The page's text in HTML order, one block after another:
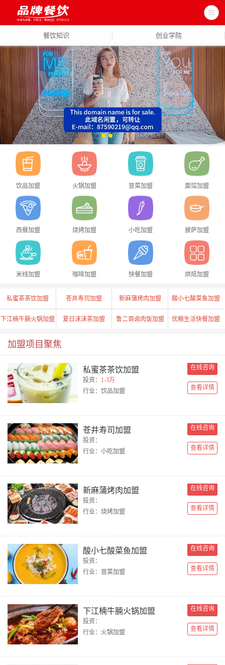
餐饮知识 创业学院
饮品加盟 火锅加盟 冒菜加盟 面馆加盟
西餐加盟 烧烤加盟 小吃加盟 披萨加盟
米线加盟 咖啡加盟 快餐加盟 烘焙加盟
私蜜茶茶饮加盟 苍井寿司加盟 新麻蒲烤肉加盟 酸小七酸菜鱼加盟
下江楠牛腩火锅加盟 夏日沫沫茶加盟 鲁二哥卤肉饭加盟 优粮生活快餐加盟
优蒂咖啡加盟
加盟项目聚焦
私蜜茶茶饮加盟
投资： 1-3万
行业：饮品加盟
在线咨询
查看详情
苍井寿司加盟
投资：
行业：小吃加盟
在线咨询
查看详情
新麻蒲烤肉加盟
投资：
行业：烧烤加盟
在线咨询
查看详情
酸小七酸菜鱼加盟
投资：
行业：冒菜加盟
在线咨询
查看详情
下江楠牛腩火锅加盟
投资：
行业：火锅加盟
在线咨询
查看详情